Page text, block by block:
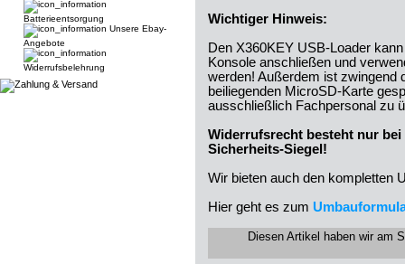
Batterieentsorgung
Unsere Ebay-
Angebote
Widerrufsbelehrung
Wichtiger Hinweis:
Den X360KEY USB-Loader
Konsole anschließen und
werden! Außerdem ist zwingend
beiliegenden MicroSD-Karte
ausschließlich Fachpersonal zu
Widerrufsrecht besteht nur
Sicherheits-Siegel!
Wir bieten auch den kompletten
Hier geht es zum
Diesen Artikel haben wir am